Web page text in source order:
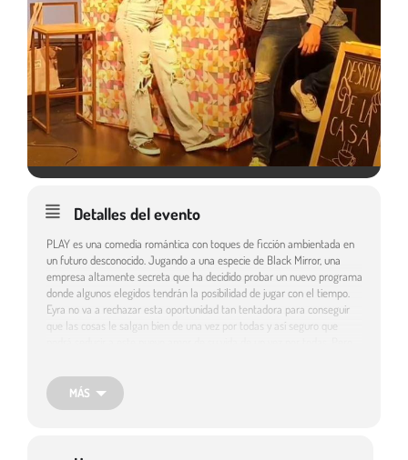
Detalles del evento
PLAY es una comedia romántica con toques de ficción ambientada en
un futuro desconocido. Jugando a una especie de Black Mirror, una
empresa altamente secreta que ha decidido probar un nuevo programa
donde algunos elegidos tendrán la posibilidad de jugar con el tiempo.
Eyra no va a rechazar esta oportunidad tan tentadora para conseguir
que las cosas le salgan bien de una vez por todas y así seguro que
todo, absolutamente todo, tiene sus consecuencias. ¿Y tú, qué elegirías?
Género: Teatro. Estilo: Cómico. Duración: 75 min.
MÁS